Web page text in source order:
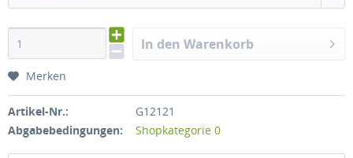
In den Warenkorb
Merken
Artikel-Nr.:
G12121
Abgabebedingungen:
Shopkategorie 0